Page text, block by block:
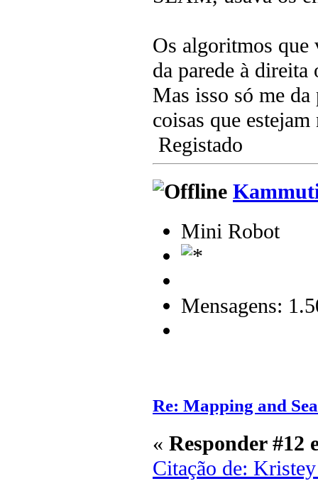
Os algoritmos que
da parede à direita
Mas isso só me da
coisas que
Registado
Mini Robot
Mensagens:
Re: Mapping and
« Responder #12
Citação de: